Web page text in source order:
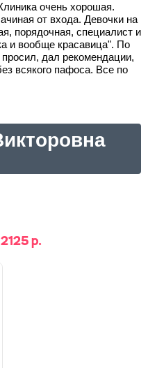
очень хорошая.
от входа. Девочки на
порядочная, специалист и
и вообще красавица". По
дал рекомендации,
всякого пафоса. Все по
2125 р.